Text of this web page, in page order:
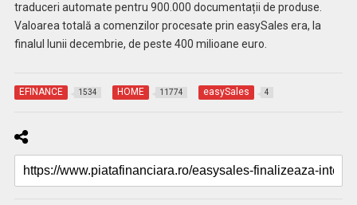
traduceri automate pentru 900.000 documentații de produse.
Valoarea totală a comenzilor procesate prin easySales era, la
finalul lunii decembrie, de peste 400 milioane euro.
EFINANCE 1534 HOME 11774 easySales 4